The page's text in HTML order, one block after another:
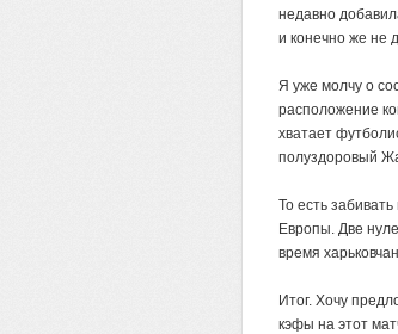
недавно
и конечно же не
Я уже молчу о
расположение
хватает
полуздоровый
То есть
Европы. Две
время
Итог. Хочу
кэфы на этот